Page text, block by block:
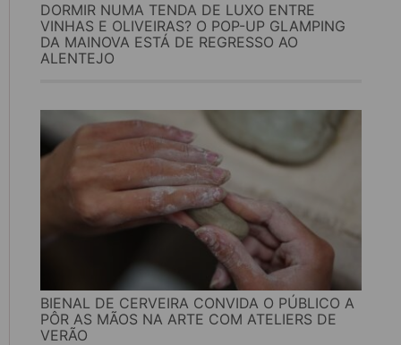
DORMIR NUMA TENDA DE LUXO ENTRE
VINHAS E OLIVEIRAS? O POP-UP GLAMPING
DA MAINOVA ESTÁ DE REGRESSO AO
ALENTEJO
BIENAL DE CERVEIRA CONVIDA O PÚBLICO A
PÔR AS MÃOS NA ARTE COM ATELIERS DE
VERÃO